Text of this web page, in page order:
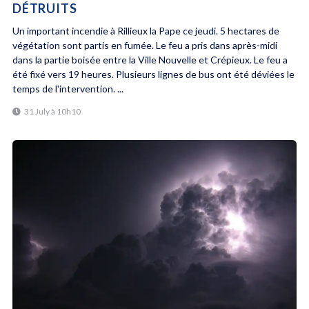
DÉTRUITS
Un important incendie à Rillieux la Pape ce jeudi. 5 hectares de
végétation sont partis en fumée. Le feu a pris dans après-midi
dans la partie boisée entre la Ville Nouvelle et Crépieux. Le feu a
été fixé vers 19 heures. Plusieurs lignes de bus ont été déviées le
temps de l'intervention. ...
31 July à 10h10